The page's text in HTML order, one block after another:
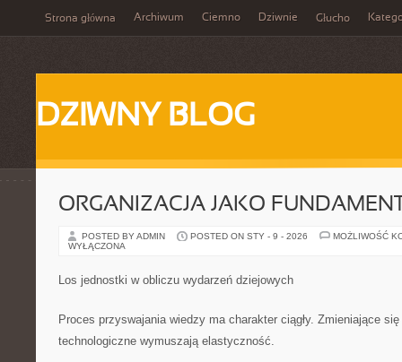
Strona główna Archiwum Ciemno Dziwnie Głucho
DZIWNY BLOG
ORGANIZACJA JAKO
POSTED BY ADMIN POSTED ON STY - 9 - 2026
MOŻLIWOŚĆ
WYŁĄCZONA
Los jednostki w obliczu wydarzeń dziejowych
Proces przyswajania wiedzy ma charakter ciągły. Zmieniające
technologiczne wymuszają elastyczność.